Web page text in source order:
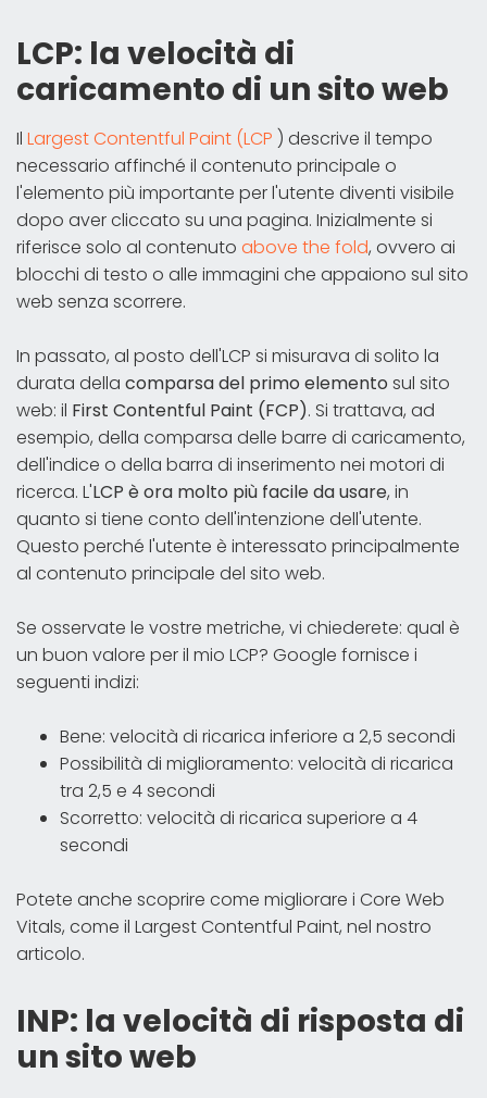
LCP: la velocità di
caricamento di un sito web
Il Largest Contentful Paint (LCP ) descrive il tempo
necessario affinché il contenuto principale o
l'elemento più importante per l'utente diventi visibile
dopo aver cliccato su una pagina. Inizialmente si
riferisce solo al contenuto above the fold, ovvero ai
blocchi di testo o alle immagini che appaiono sul sito
web senza scorrere.
In passato, al posto dell'LCP si misurava di solito la
durata della comparsa del primo elemento sul sito
web: il First Contentful Paint (FCP). Si trattava, ad
esempio, della comparsa delle barre di caricamento,
dell'indice o della barra di inserimento nei motori di
ricerca. L'LCP è ora molto più facile da usare, in
quanto si tiene conto dell'intenzione dell'utente.
Questo perché l'utente è interessato principalmente
al contenuto principale del sito web.
Se osservate le vostre metriche, vi chiederete: qual è
un buon valore per il mio LCP? Google fornisce i
seguenti indizi:
Bene: velocità di ricarica inferiore a 2,5 secondi
Possibilità di miglioramento: velocità di ricarica
tra 2,5 e 4 secondi
Scorretto: velocità di ricarica superiore a 4
secondi
Potete anche scoprire come migliorare i Core Web
Vitals, come il Largest Contentful Paint, nel nostro
articolo.
INP: la velocità di risposta di
un sito web